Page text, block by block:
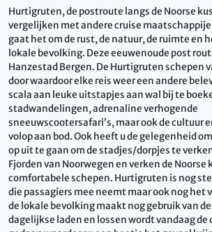
Hurtigruten, de postroute langs de Noorse
vergelijken met andere cruise
gaat het om de rust, de natuur, de ruimte en
lokale bevolking. Deze eeuwenoude post
Hanzestad Bergen. De Hurtigruten schepen
door waardoor elke reis weer een andere
scala aan leuke uitstapjes aan wal bij te
stadwandelingen, adrenaline verhogende
sneeuwscootersafari’s, maar ook de cultuur
volop aan bod. Ook heeft u de gelegenheid
op uit te gaan om de stadjes/dorpjes te
Fjorden van Noorwegen en verken de Noorse
comfortabele schepen. Hurtigruten is nog
die passagiers mee neemt maar ook nog het
de lokale bevolking maakt nog gebruik van
dagelijkse laden en lossen wordt vandaag de